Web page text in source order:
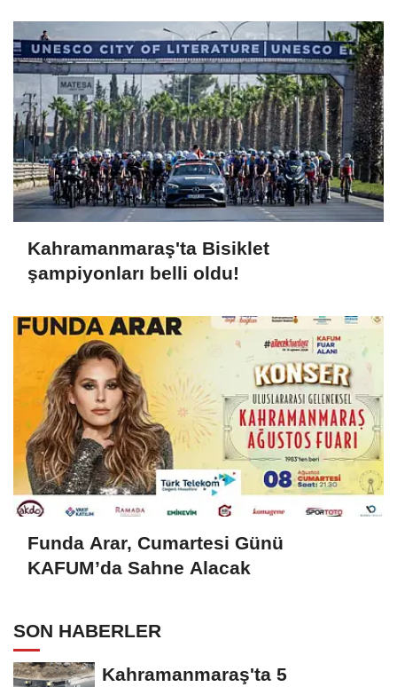
Kahramanmaraş'ta Bisiklet
şampiyonları belli oldu!
Funda Arar, Cumartesi Günü
KAFUM’da Sahne Alacak
SON HABERLER
Kahramanmaraş'ta 5